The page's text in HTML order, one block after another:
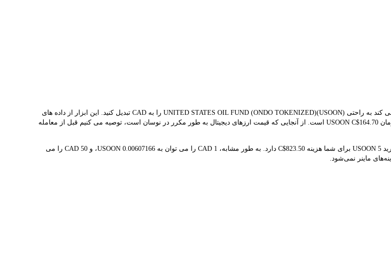
مبدل LBank نرخ مبادله بلادرنگ USOON و CAD را ارائه می دهد و به شما کمک می کند به راحتی UNITED STATES OIL FUND (ONDO TOKENIZED)(USOON) را به CAD تبدیل کنید. این ابزار از داده های
بلادرنگ برای تبدیل استفاده می کند. نتیجه تبدیل فعلی نشان می‌دهد که قیمت هم‌زمان USOON C$164.70 است. از آنجایی که قیمت ارزهای دیجیتال به طور مکرر در نوسان است، توصیه می کنیم قبل از معامله
1 USOON در حال حاضر با C$164.70 ارزش گذاری شده است، به این معنی که خرید 5 USOON برای شما هزینه C$823.50 دارد. به طور مشابه، 1 CAD را می توان به 0.00607166 USOON، و 50 CAD را می